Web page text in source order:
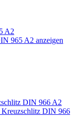
A2
965 A2 anzeigen
DIN 966 A2
Kreuzschlitz DIN 966